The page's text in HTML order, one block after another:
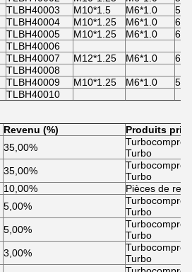
TLBH40003 M10*1.5 M6*1.0
TLBH40004 M10*1.25 M6*1.0
61
TLBH40005 M10*1.25 M6*1.0
TLBH40006
TLBH40007 M12*1.25 M6*1.0
TLBH40008
TLBH40009 M10*1.25 M6*1.0
TLBH40010
Revenu (%)
Produits
35,00%
Turbo
35,00%
Turbo
10,00%
Pièces de
5,00%
Turbo
5,00%
Turbo
3,00%
Turbo